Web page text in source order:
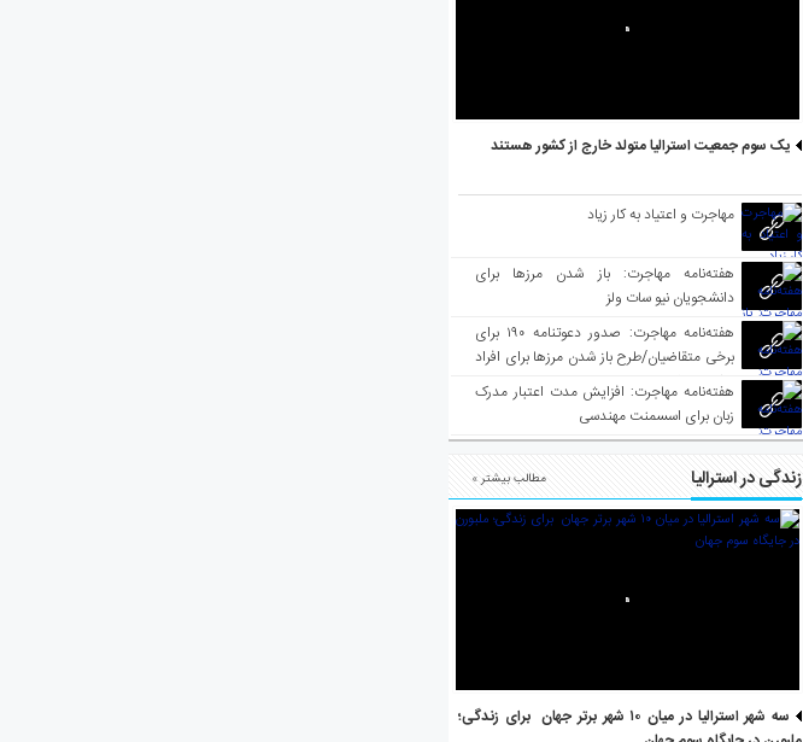
یک سوم جمعیت استرالیا متولد خارج از کشور هستند
مهاجرت و اعتیاد به کار زیاد
هفته‌نامه مهاجرت: باز شدن مرزها برای
دانشجویان نیو سات ولز
هفته‌نامه مهاجرت: صدور دعوتنامه ۱۹۰ برای
برخی متقاضیان/طرح باز شدن مرزها برای افراد
واکسینه شده
هفته‌نامه مهاجرت: افزایش مدت اعتبار مدرک
زبان برای اسسمنت مهندسی
زندگی در استرالیا مطالب بیشتر »
سه شهر استرالیا در میان ۱۰ شهر برتر جهان برای زندگی؛